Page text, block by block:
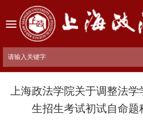
上海政法学院关于调整法学
生招生考试初试自命题